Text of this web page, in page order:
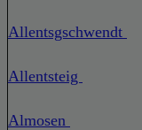
Allentsgschwendt
Allentsteig
Almosen